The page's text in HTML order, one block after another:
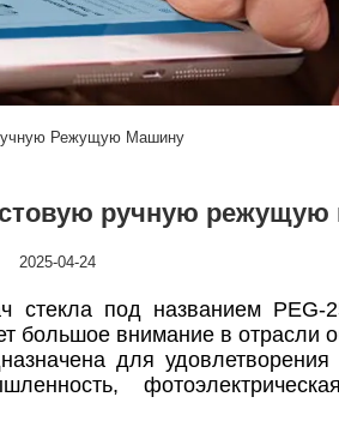
Режущую Машину
ручную режущую
2025-04-24
под названием PEG-
большое внимание в отрасли
для удовлетворения